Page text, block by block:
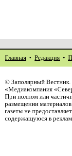
Главная • Редакция •
© Заполярный Вестник.
«Медиакомпания
При полном или
размещении
газеты не
содержащуюся в